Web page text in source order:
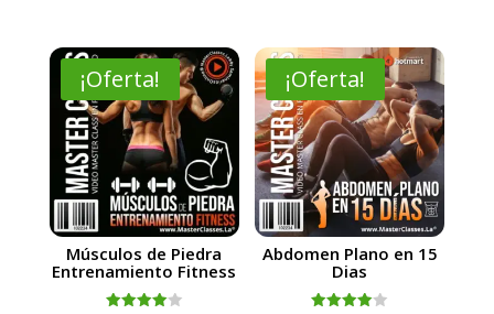
era:
$49.99.
es:
$24.99.
original
era:
$49.99.
actual
es:
$24.99.
¡Oferta!
Músculos de Piedra
Entrenamiento Fitness
¡Oferta!
Abdomen Plano en 15
Dias